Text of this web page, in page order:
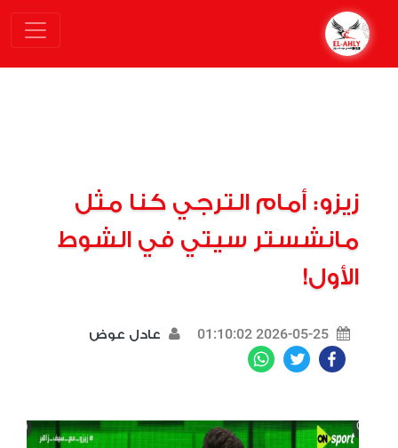
زيزو: أمام الترجي كنا مثل
مانشستر سيتي في الشوط
الأول!
2026-05-25 01:10:02 عادل عوض
Facebook
Twitter